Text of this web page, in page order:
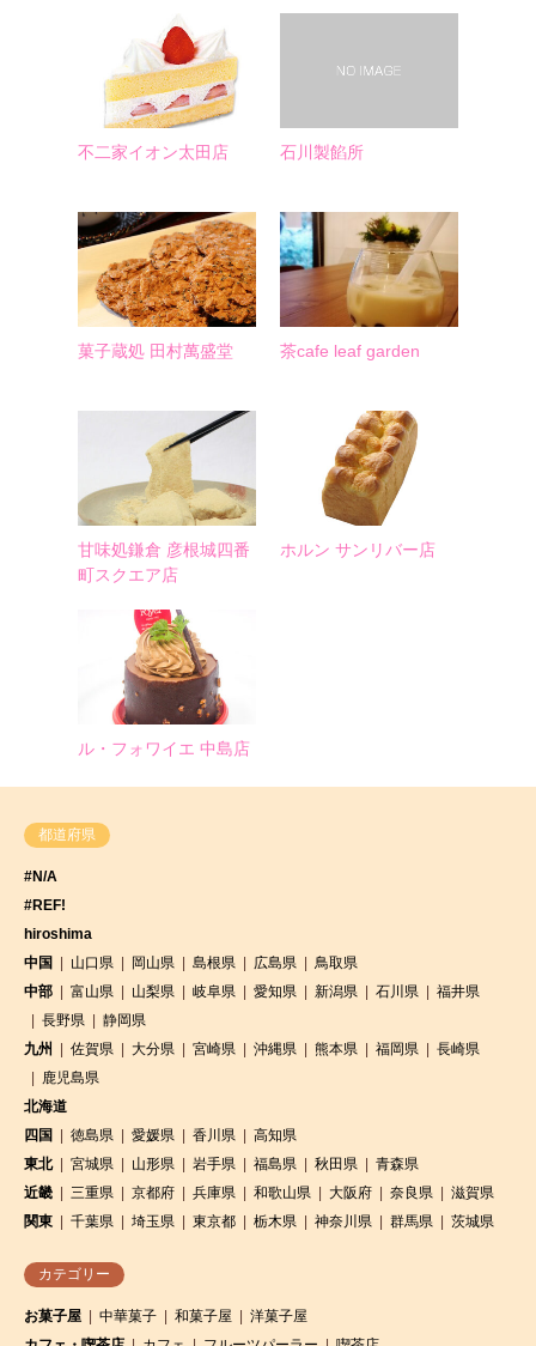
不二家イオン太田店 石川製餡所
菓子蔵処 田村萬盛堂 茶cafe leaf garden
甘味処鎌倉 彦根城四番
町スクエア店
ホルン サンリバー店
ル・フォワイエ 中島店
都道府県
#N/A
#REF!
hiroshima
中国
山口県 岡山県 島根県 広島県
鳥取県
中部
富山県 山梨県 岐阜県 愛知県 新潟県 石川県
福井県
長野県
静岡県
九州
佐賀県 大分県 宮崎県 沖縄県 熊本県 福岡県
長崎県
鹿児島県
北海道
四国
徳島県 愛媛県 香川県
高知県
東北
宮城県 山形県 岩手県 福島県 秋田県
青森県
近畿
三重県 京都府 兵庫県 和歌山県 大阪府 奈良県
滋賀県
関東
千葉県 埼玉県 東京都 栃木県 神奈川県 群馬県 茨城県
カテゴリー
お菓子屋 中華菓子 和菓子屋
洋菓子屋